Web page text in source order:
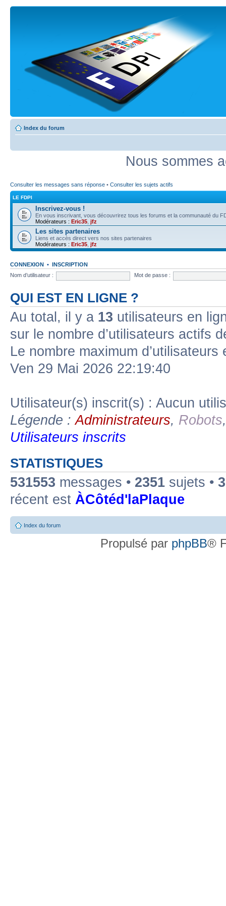
Index du forum
Nous sommes
Consulter les messages sans réponse • Consulter les sujets actifs
LE FDPI
Inscrivez-vous !
En vous inscrivant, vous découvrirez tous les forums et la communauté du
Modérateurs : Eric35 jfz
Les sites partenaires
Liens et accès direct vers nos sites partenaires
Modérateurs : Eric35 jfz
CONNEXION • INSCRIPTION
Nom d’utilisateur :
Mot de passe :
QUI EST EN LIGNE ?
Au total, il y a 13 utilisateurs en
sur le nombre d’utilisateurs actifs
Le nombre maximum
Ven 29 Mai 2026 22:19:40
Utilisateur(s) inscrit(s) : Aucun
Légende :Administrateurs, Robots
Utilisateurs inscrits
STATISTIQUES
531553 messages • 2351 sujets •
récent est ÀCôtéd'laPlaque
Index du forum
Propulsé par phpBB®